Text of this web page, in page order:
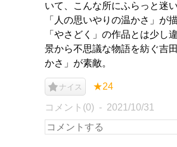
いて、こんな所にふらっと迷
「人の思いやりの温かさ」が
「やさどく」の作品とは少し
景から不思議な物語を紡ぐ吉
かさ」が素敵。
ナイス ★24
コメント(0) 2021/10/31